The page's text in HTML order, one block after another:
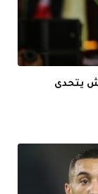
يتحدى